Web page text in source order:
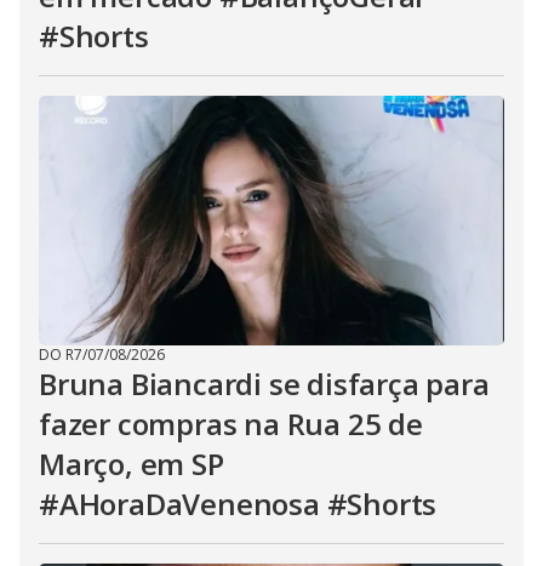
#Shorts
DO R7/07/08/2026
Bruna Biancardi se disfarça para
fazer compras na Rua 25 de
Março, em SP
#AHoraDaVenenosa #Shorts